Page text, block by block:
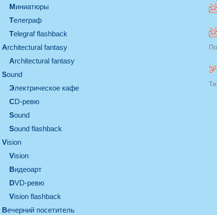
миниатюры
телеграф
Telegraf flashback
architectural fantasy
architectural fantasy
sound
электрическое кафе
CD-ревю
sound
Sound flashback
vision
vision
видеоарт
DVD-ревю
Vision flashback
вечерний посетитель